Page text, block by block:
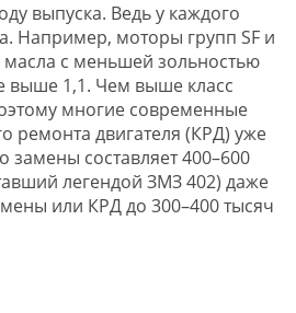
выпуска. Ведь у каждого
Например, моторы групп SF и
масла с меньшей зольностью
выше 1,1. Чем выше класс
многие современные
ремонта двигателя (КРД) уже
замены составляет 400–600
легендой ЗМЗ 402) даже
или КРД до 300–400 тысяч